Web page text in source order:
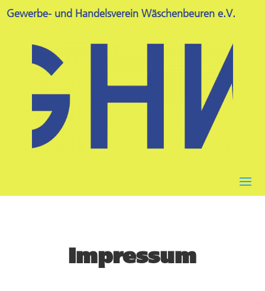
Gewerbe- und Handelsverein Wäschenbeuren e.V.
Impressum